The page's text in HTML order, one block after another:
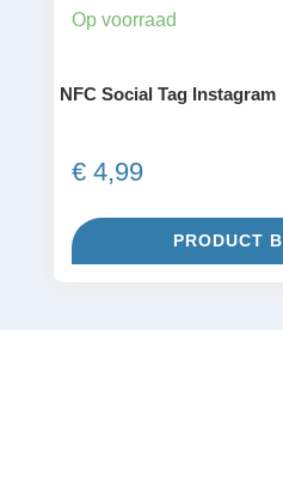
Op voorraad
NFC Social Tag Instagram
€4,99
PRODUCT